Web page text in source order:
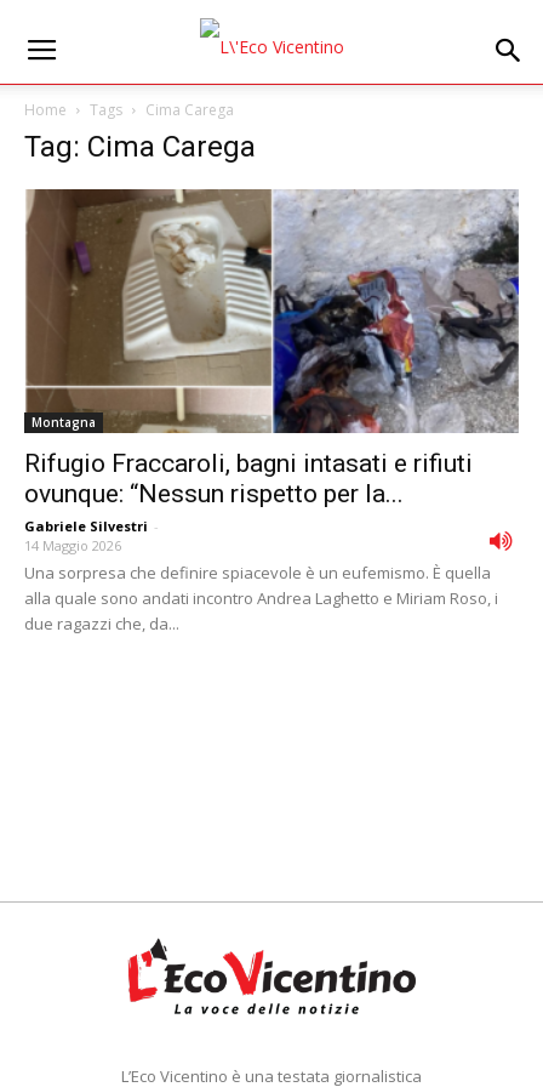
Home Tags Cima Carega
Tag: Cima Carega
Montagna
Rifugio Fraccaroli, bagni intasati e rifiuti
ovunque: “Nessun rispetto per la...
Gabriele Silvestri -
14 Maggio 2026
Una sorpresa che definire spiacevole è un eufemismo. È quella
alla quale sono andati incontro Andrea Laghetto e Miriam Roso, i
due ragazzi che, da...
L’Eco Vicentino è una testata giornalistica